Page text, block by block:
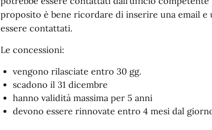
proposito è bene ricordare di inserire una email
essere contattati.
Le concessioni:
vengono rilasciate entro 30 gg.
scadono il 31 dicembre
hanno validità massima per 5 anni
devono essere rinnovate entro 4 mesi dal